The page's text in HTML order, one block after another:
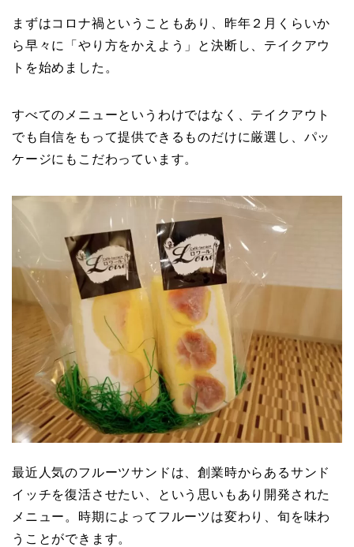
まずはコロナ禍ということもあり、昨年２月くらいか
ら早々に「やり方をかえよう」と決断し、テイクアウ
トを始めました。
すべてのメニューというわけではなく、テイクアウト
でも自信をもって提供できるものだけに厳選し、パッ
ケージにもこだわっています。
最近人気のフルーツサンドは、創業時からあるサンド
イッチを復活させたい、という思いもあり開発された
メニュー。時期によってフルーツは変わり、旬を味わ
うことができます。